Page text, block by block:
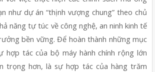
như dự án “thịnh vượng chung” theo chủ
năng tự túc về công nghệ, an ninh kinh tế
bền vững. Để hoàn thành những mục
hợp tác của bộ máy hành chính rộng lớn
trọng hơn, là sự hợp tác của hàng trăm